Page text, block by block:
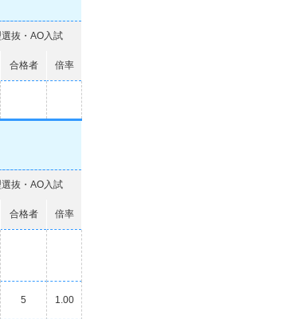
抜・AO入試
合格者 倍率
抜・AO入試
合格者 倍率
5 1.00